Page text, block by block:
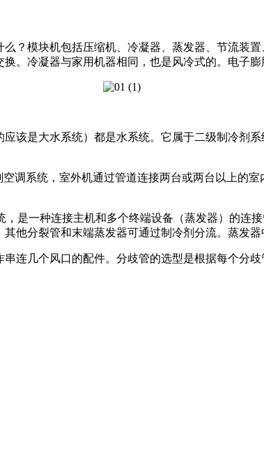
？模块机包括压缩机、冷凝器、蒸发器、节流装
。冷凝器与家用机器相同，也是风冷式的。电子膨
该是大水系统）都是水系统。它属于二级制冷剂
调系统，室外机通过管道连接两台或两台以上的
是一种连接主机和多个终端设备（蒸发器）的连
他分裂管和末端蒸发器可通过制冷剂分流。蒸发
连几个风口的配件。分歧管的选型是根据每个分歧